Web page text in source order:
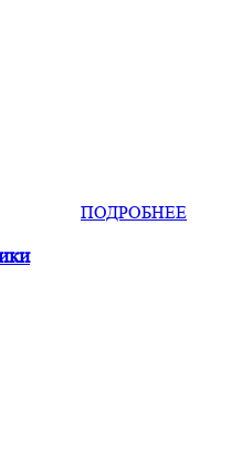
ПОДРОБНЕЕ